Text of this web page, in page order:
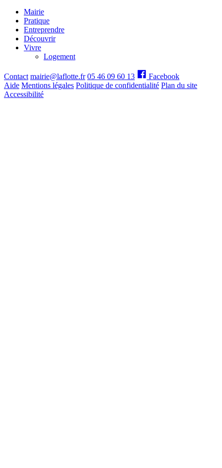
Mairie
Pratique
Entreprendre
Découvrir
Vivre
Logement
Contact mairie@laflotte.fr 05 46 09 60 13
Facebook
Aide Mentions légales Politique de confidentialité Plan du site
Accessibilité